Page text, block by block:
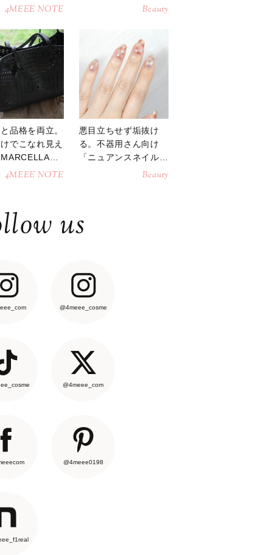
4MEEE NOTE Beauty
品格を両立。
でこなれ見え
ト
ッグ」
4MEEE NOTE
悪目立ちせず垢抜け
る。不器用さん向け
「ニュアンスネイル」
Beauty
us
@4meee_cosme
@4meee_com
@4meee0198